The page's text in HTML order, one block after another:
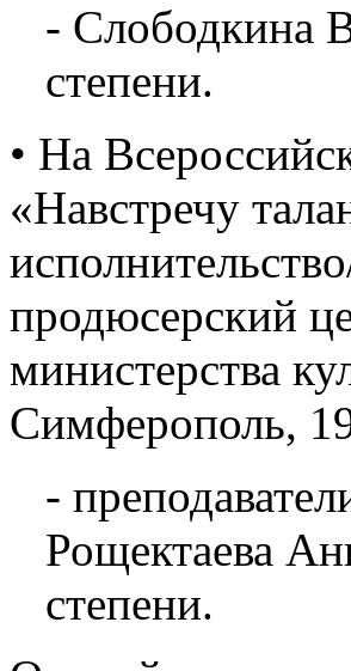
- Слободкина
степени.
• На
«Навстречу
продюсерский
министерства
Симферополь,
-
Рощектаева
степени.